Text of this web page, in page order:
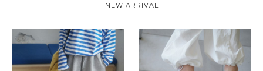
NEW ARRIVAL